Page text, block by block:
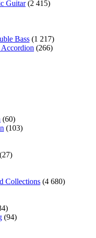
Guitar(2 415)
Bass (1 217)
(266)
(60)
(103)
(27)
Collections (4 680)
(94)